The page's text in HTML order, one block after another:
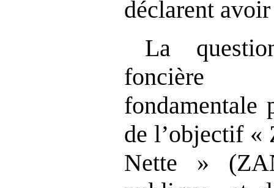
déclarent
La
foncière
fondamentale
de l’objectif
Nette »